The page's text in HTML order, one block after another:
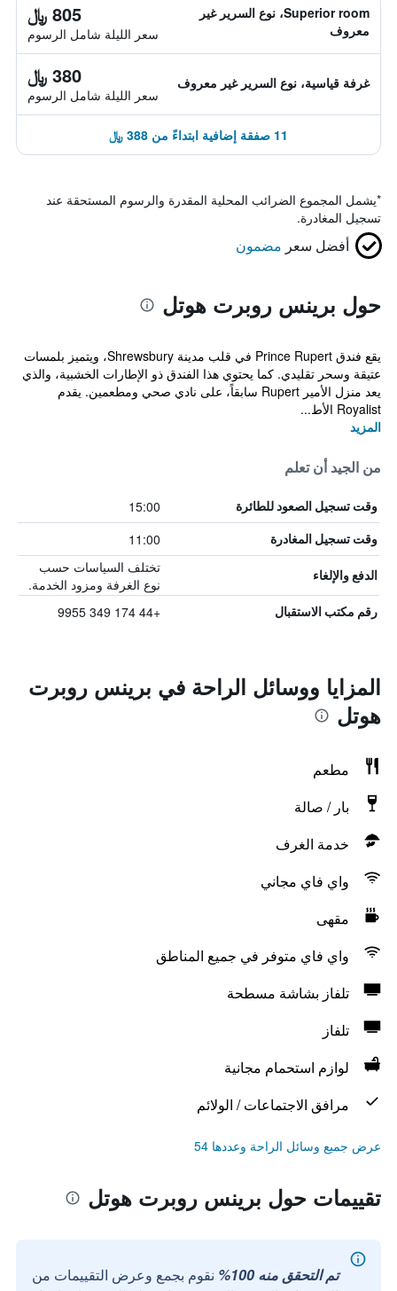
Superior room، نوع السرير غير
معروف
805 ﷼
سعر الليلة شامل الرسوم
غرفة قياسية، نوع السرير غير معروف 380 ﷼
سعر الليلة شامل الرسوم
11 صفقة إضافية ابتداءً من 388 ﷼
*يشمل المجموع الضرائب المحلية المقدرة والرسوم المستحقة عند
تسجيل المغادرة.
أفضل سعر مضمون
حول برينس روبرت هوتل
يقع فندق Prince Rupert في قلب مدينة Shrewsbury، ويتميز بلمسات
عتيقة وسحر تقليدي. كما يحتوي هذا الفندق ذو الإطارات الخشبية، والذي
يعد منزل الأمير Rupert سابقاً، على نادي صحي ومطعمين. يقدم
Royalist الأط...
المزيد
من الجيد أن تعلم
وقت تسجيل الصعود للطائرة 15:00
وقت تسجيل المغادرة 11:00
الدفع والإلغاء
تختلف السياسات حسب
نوع الغرفة ومزود الخدمة.
رقم مكتب الاستقبال +44 174 349 9955
المزايا ووسائل الراحة في برينس روبرت
هوتل
مطعم
بار / صالة
خدمة الغرف
واي فاي مجاني
مقهى
واي فاي متوفر في جميع المناطق
تلفاز بشاشة مسطحة
تلفاز
لوازم استحمام مجانية
مرافق الاجتماعات / الولائم
عرض جميع وسائل الراحة وعددها 54
تقييمات حول برينس روبرت هوتل
تم التحقق منه 100%
نقوم بجمع وعرض التقييمات من